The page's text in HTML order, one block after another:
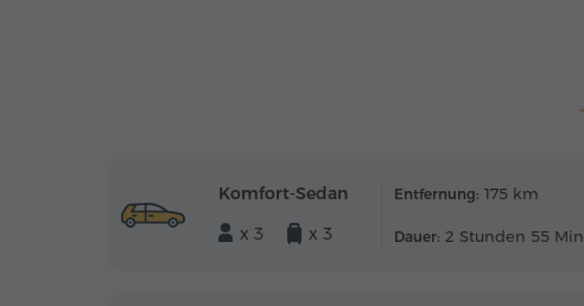
Komfort-Sedan
x 3
x 3
Entfernung: 175 km
Dauer: 2 Stunden 55 Min.